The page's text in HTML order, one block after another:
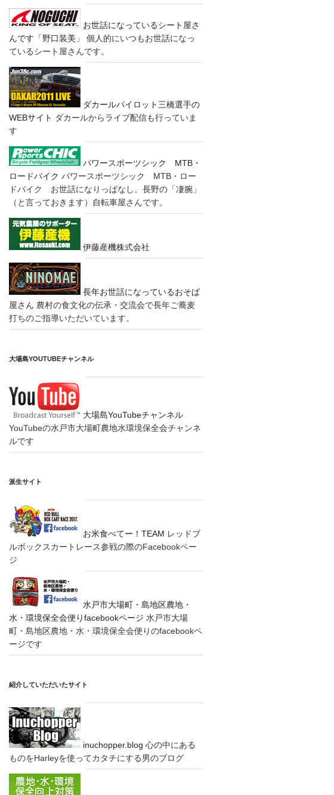
お世話になっているシート屋さ
んです「野口装美」
個人的にいつもお世話になっ
ているシート屋さんです。
ダカールパイロット三橋選手の
WEBサイト ダカールからライブ配信も行っていま
す
パワースポーツシック MTB・
ロードバイク パワースポーツシック MTB・ロー
ドバイク お世話になりっぱなし。長野の「凄腕」
（と言っておきます）自転車屋さんです。
伊藤産機株式会社
長年お世話になっているおそば
屋さん 農村の食文化の伝承・交流会で長年ご蕎麦
打ちのご指導いただいています。
大場島YOUTUBEチャンネル
大場島YouTubeチャンネル
YouTubeの水戸市大場町農地水環境保全会チャンネ
ルです
派生サイト
お米食べてー！TEAM レッドブ
ルボックスカートレース参戦の際のFacebookペー
ジ
水戸市大場町・島地区農地・
水・環境保全会便りfacebookページ 水戸市大場
町・島地区農地・水・環境保全会便りのfacebookペ
ージです
紹介していただいたサイト
inuchopper.blog 心の中にある
ものをHarleyを使ってカタチにする男のブログ